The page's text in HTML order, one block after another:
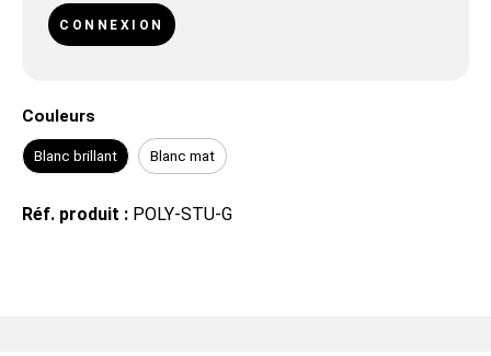
CONNEXION
Couleurs
Blanc brillant Blanc mat
Réf. produit : POLY-STU-G